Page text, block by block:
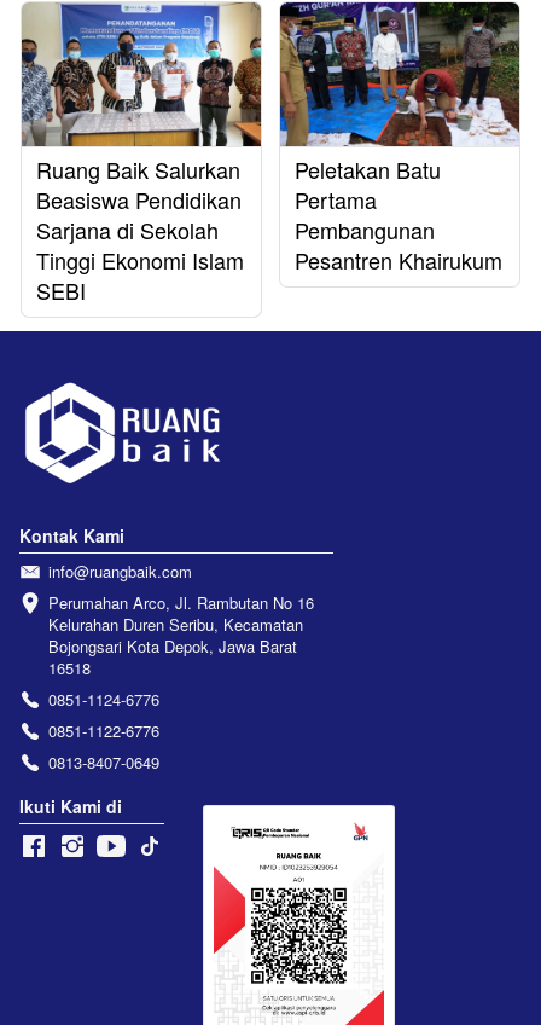
Ruang Baik Salurkan
Beasiswa Pendidikan
Sarjana di Sekolah
Tinggi Ekonomi Islam
SEBI
Peletakan Batu
Pertama
Pembangunan
Pesantren Khairukum
Kontak Kami
info@ruangbaik.com
Perumahan Arco, Jl. Rambutan No 16
Kelurahan Duren Seribu, Kecamatan
Bojongsari Kota Depok, Jawa Barat
16518
0851-1124-6776
0851-1122-6776
0813-8407-0649
Ikuti Kami di